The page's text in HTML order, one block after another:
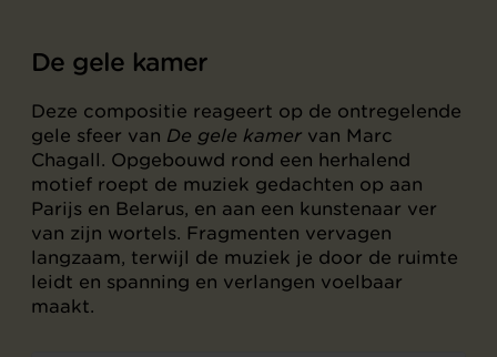
De gele kamer
Deze compositie reageert op de ontregelende
gele sfeer van De gele kamer van Marc
Chagall. Opgebouwd rond een herhalend
motief roept de muziek gedachten op aan
Parijs en Belarus, en aan een kunstenaar ver
van zijn wortels. Fragmenten vervagen
langzaam, terwijl de muziek je door de ruimte
leidt en spanning en verlangen voelbaar
maakt.